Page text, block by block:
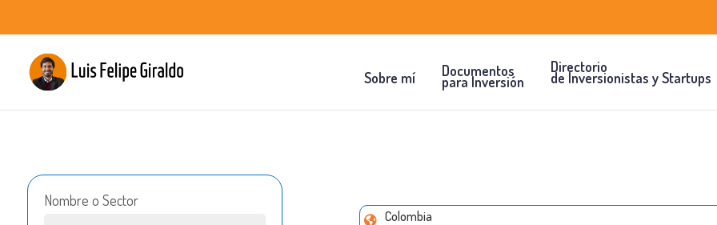
Sobre mí Documentos
para Inversión
Directorio
de Inversionistas y Startups
Nombre o Sector
Colombia